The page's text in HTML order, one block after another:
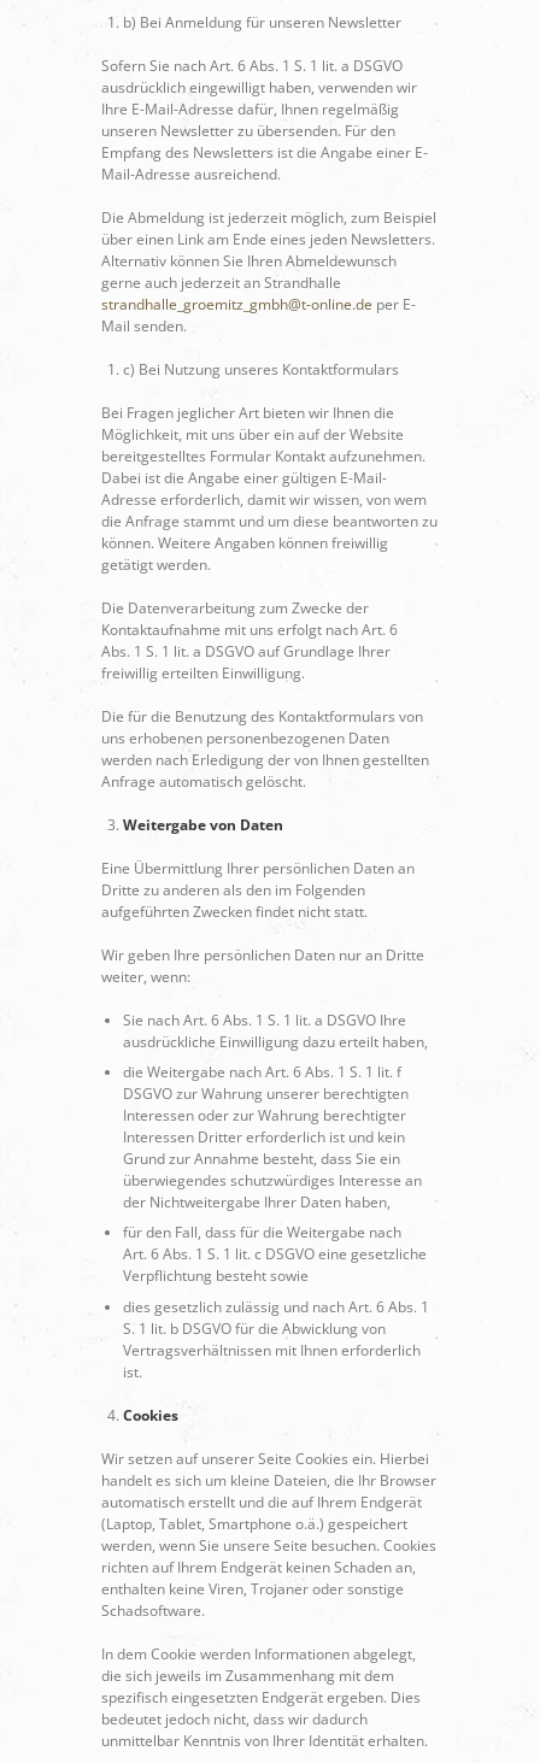
b) Bei Anmeldung für unseren Newsletter
Sofern Sie nach Art. 6 Abs. 1 S. 1 lit. a DSGVO
ausdrücklich eingewilligt haben, verwenden wir
Ihre E-Mail-Adresse dafür, Ihnen regelmäßig
unseren Newsletter zu übersenden. Für den
Empfang des Newsletters ist die Angabe einer E-
Mail-Adresse ausreichend.
Die Abmeldung ist jederzeit möglich, zum Beispiel
über einen Link am Ende eines jeden Newsletters.
Alternativ können Sie Ihren Abmeldewunsch
gerne auch jederzeit an Strandhalle
strandhalle_groemitz_gmbh@t-online.de per E-
Mail senden.
c) Bei Nutzung unseres Kontaktformulars
Bei Fragen jeglicher Art bieten wir Ihnen die
Möglichkeit, mit uns über ein auf der Website
bereitgestelltes Formular Kontakt aufzunehmen.
Dabei ist die Angabe einer gültigen E-Mail-
Adresse erforderlich, damit wir wissen, von wem
die Anfrage stammt und um diese beantworten zu
können. Weitere Angaben können freiwillig
getätigt werden.
Die Datenverarbeitung zum Zwecke der
Kontaktaufnahme mit uns erfolgt nach Art. 6
Abs. 1 S. 1 lit. a DSGVO auf Grundlage Ihrer
freiwillig erteilten Einwilligung.
Die für die Benutzung des Kontaktformulars von
uns erhobenen personenbezogenen Daten
werden nach Erledigung der von Ihnen gestellten
Anfrage automatisch gelöscht.
Weitergabe von Daten
Eine Übermittlung Ihrer persönlichen Daten an
Dritte zu anderen als den im Folgenden
aufgeführten Zwecken findet nicht statt.
Wir geben Ihre persönlichen Daten nur an Dritte
weiter, wenn:
Sie nach Art. 6 Abs. 1 S. 1 lit. a DSGVO Ihre
ausdrückliche Einwilligung dazu erteilt haben,
die Weitergabe nach Art. 6 Abs. 1 S. 1 lit. f
DSGVO zur Wahrung unserer berechtigten
Interessen oder zur Wahrung berechtigter
Interessen Dritter erforderlich ist und kein
Grund zur Annahme besteht, dass Sie ein
überwiegendes schutzwürdiges Interesse an
der Nichtweitergabe Ihrer Daten haben,
für den Fall, dass für die Weitergabe nach
Art. 6 Abs. 1 S. 1 lit. c DSGVO eine gesetzliche
Verpflichtung besteht sowie
dies gesetzlich zulässig und nach Art. 6 Abs. 1
S. 1 lit. b DSGVO für die Abwicklung von
Vertragsverhältnissen mit Ihnen erforderlich
ist.
Cookies
Wir setzen auf unserer Seite Cookies ein. Hierbei
handelt es sich um kleine Dateien, die Ihr Browser
automatisch erstellt und die auf Ihrem Endgerät
(Laptop, Tablet, Smartphone o.ä.) gespeichert
werden, wenn Sie unsere Seite besuchen. Cookies
richten auf Ihrem Endgerät keinen Schaden an,
enthalten keine Viren, Trojaner oder sonstige
Schadsoftware.
In dem Cookie werden Informationen abgelegt,
die sich jeweils im Zusammenhang mit dem
spezifisch eingesetzten Endgerät ergeben. Dies
bedeutet jedoch nicht, dass wir dadurch
unmittelbar Kenntnis von Ihrer Identität erhalten.